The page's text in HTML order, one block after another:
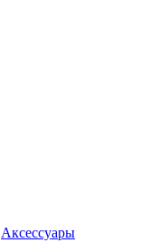
Аксессуары